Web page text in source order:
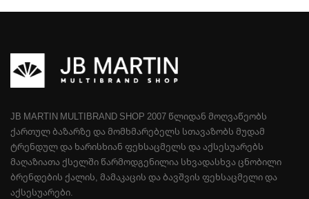
JB MARTIN MULTIBRAND SHOP 2007 ᲬᲚᲘᲓᲐᲜ ᲛᲝᲦᲕᲐᲬᲔᲝᲑᲡ
ᲥᲐᲠᲗᲣᲚ ᲑᲐᲖᲐᲠᲖᲔ ᲓᲐ ᲛᲝᲛᲮᲛᲐᲠᲔᲑᲔᲚᲡ ᲡᲗᲐᲕᲐᲖᲝᲑᲡ ᲛᲣᲓᲐᲛ
ᲢᲠᲔᲜᲓᲣᲚ ᲓᲐ ᲮᲐᲠᲘᲡᲮᲘᲐᲜ ᲤᲔᲮᲡᲐᲪᲛᲔᲚᲡ ᲓᲐ ᲐᲥᲡᲔᲡᲣᲐᲠᲔᲑᲡ
ᲛᲐᲦᲐᲖᲘᲐᲗᲐ ᲥᲡᲔᲚᲨᲘ ᲬᲐᲠᲛᲝᲓᲒᲔᲜᲘᲚᲘᲐ ᲡᲮᲕᲐᲓᲐᲡᲮᲕᲐ ᲪᲜᲝᲑᲘᲚᲘ
ᲑᲠᲔᲜᲓᲔᲑᲘᲡ ᲥᲐᲚᲘᲡ, ᲛᲐᲛᲐᲙᲐᲪᲘᲡ ᲓᲐ ᲑᲐᲕᲨᲕᲘᲡ ᲤᲔᲮᲡᲐᲪᲛᲔᲚᲘ ᲓᲐ
ᲐᲥᲡᲔᲡᲣᲐᲠᲔᲑᲘ.